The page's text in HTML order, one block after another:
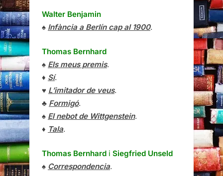
Walter Benjamin
♠ Infància a Berlín cap al 1900.
Thomas Bernhard
♠ Els meus premis.
♦ Sí.
♥ L’imitador de veus.
♣ Formigó.
♠ El nebot de Wittgenstein.
♦ Tala.
Thomas Bernhard i Siegfried Unseld
♠ Correspondencia.